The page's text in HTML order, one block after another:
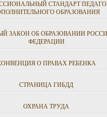
СТАНДАРТ
ОБРАЗОВАНИЯ
ЗАКОН ОБ ОБРАЗОВАНИИ
ФЕДЕРАЦИИ
О ПРАВАХ РЕБЕНКА
СТРАНИЦА ГИБДД
ОХРАНА ТРУДА